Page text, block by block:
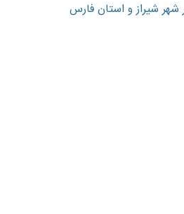
شیراز و استان فارس